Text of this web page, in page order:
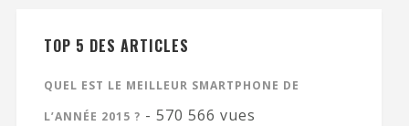
TOP 5 DES ARTICLES
QUEL EST LE MEILLEUR SMARTPHONE DE
L’ANNÉE 2015 ? - 570 566 vues